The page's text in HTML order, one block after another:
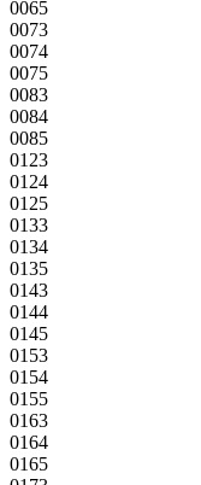
0065
0073
0074
0075
0083
0084
0085
0123
0124
0125
0133
0134
0135
0143
0144
0145
0153
0154
0155
0163
0164
0165